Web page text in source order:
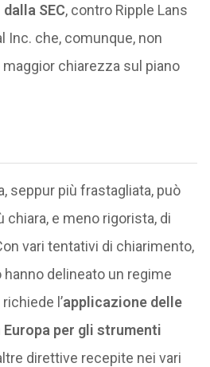
SEC, contro Ripple Lans
Inc. che, comunque, non
chiarezza sul piano
seppur più frastagliata, può
e meno rigorista, di
vari tentativi di chiarimento,
hanno delineato un regime
l’applicazione delle
per gli strumenti
direttive recepite nei vari